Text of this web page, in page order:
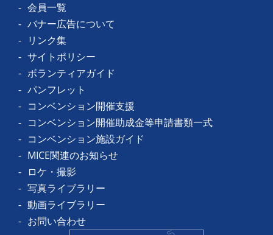
会員一覧
バナー広告について
リンク集
サイトポリシー
ボランティアガイド
パンフレット
コンベンション開催支援
コンベンション開催助成金等申請書類一式
コンベンション施設ガイド
MICE関連のお知らせ
ロケ・撮影
写真ライブラリー
動画ライブラリー
お問い合わせ